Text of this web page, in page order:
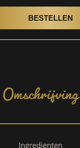
Omschrijving
Ingrediënten